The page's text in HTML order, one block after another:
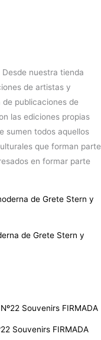
nuestra tienda
de artistas y
publicaciones de
las ediciones propias
sumen todos aquellos
que forman parte
en formar parte
de Grete Stern y
Souvenirs FIRMADA